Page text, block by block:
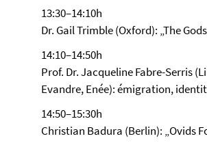
13:30–14:10h
Dr. Gail Trimble (Oxford): „The
14:10–14:50h
Prof. Dr. Jacqueline Fabre-Serris
Evandre, Enée): émigration,
14:50–15:30h
Christian Badura (Berlin): „Ovids